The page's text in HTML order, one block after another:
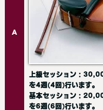
A
上級セッション：
を4週(4回)行います。
基本セッション：
を6週(6回)行います。